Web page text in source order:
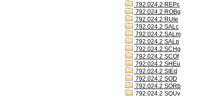
792.024.2 REPc
792.024.2 ROBg
792.024.2 RUIe
792.024.2 SALc
792.024.2 SALm
792.024.2 SALp
792.024.2 SCHg
792.024.2 SCOf
792.024.2 SHEu
792.024.2 SIEd
792.024.2 SOD
792.024.2 SORb
792.024.2 SQUv